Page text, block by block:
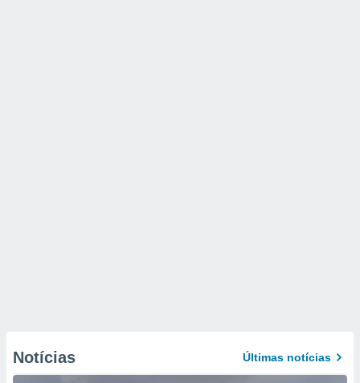
Notícias Últimas notícias